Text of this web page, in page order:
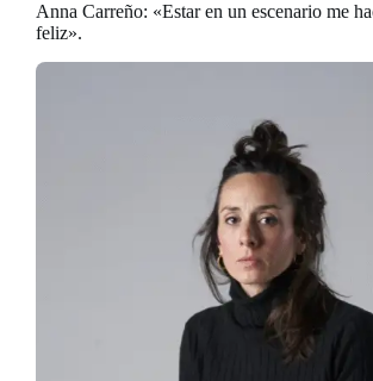
Anna Carreño: «Estar en un escenario me
feliz».